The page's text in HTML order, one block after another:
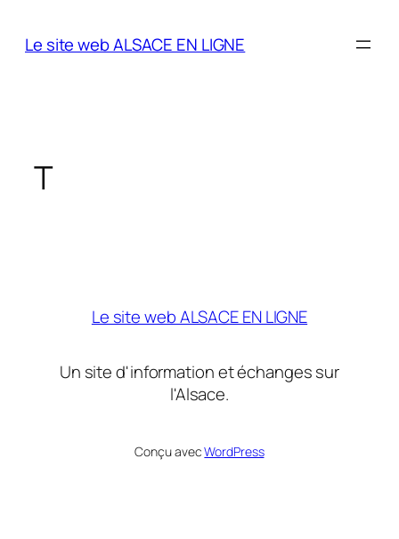
Le site web ALSACE EN LIGNE
T
Le site web ALSACE EN LIGNE
Un site d'information et échanges sur
l'Alsace.
Conçu avecWordPress